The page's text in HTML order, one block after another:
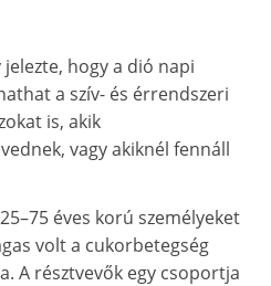
hogy a dió napi
a szív- és érrendszeri
is, akik
vagy akiknél fennáll
25–75 éves korú személyeket
volt a cukorbetegség
A résztvevők egy csoportja